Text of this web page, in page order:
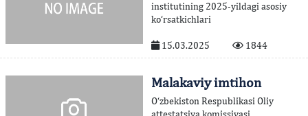
institutining 2025-yildagi asosiy
ko‘rsatkichlari
15.03.2025 1844
Malakaviy imtihon
O‘zbekiston Respublikasi Oliy